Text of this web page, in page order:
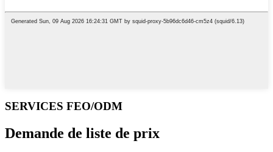
SERVICES FEO/ODM
Demande de liste de prix